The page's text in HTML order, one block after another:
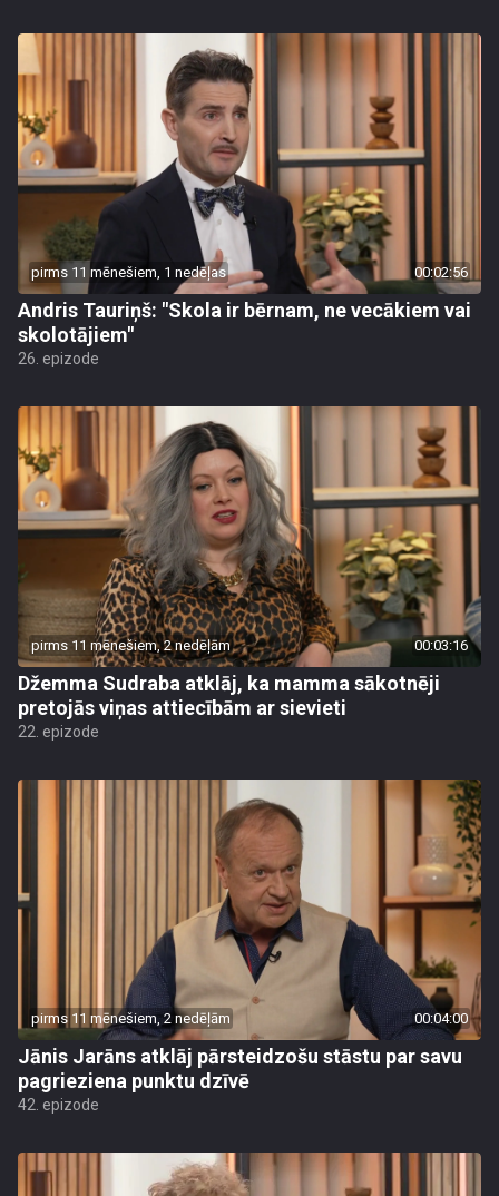
pirms 11 mēnešiem, 1 nedēļas 00:02:56
Andris Tauriņš: "Skola ir bērnam, ne vecākiem vai
skolotājiem"
26. epizode
pirms 11 mēnešiem, 2 nedēļām 00:03:16
Džemma Sudraba atklāj, ka mamma sākotnēji
pretojās viņas attiecībām ar sievieti
22. epizode
pirms 11 mēnešiem, 2 nedēļām 00:04:00
Jānis Jarāns atklāj pārsteidzošu stāstu par savu
pagrieziena punktu dzīvē
42. epizode